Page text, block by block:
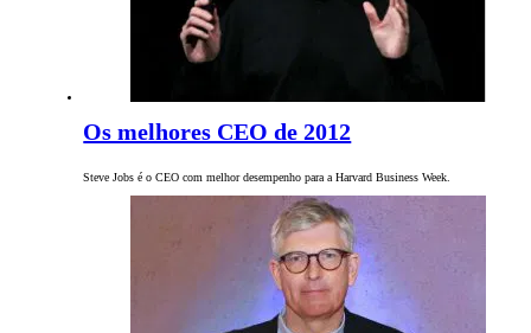
Os melhores CEO de 2012
Steve Jobs é o CEO com melhor desempenho para a Harvard Business Week.